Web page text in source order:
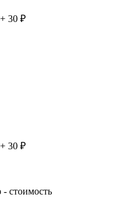
30 ₽
30 ₽
стоимость